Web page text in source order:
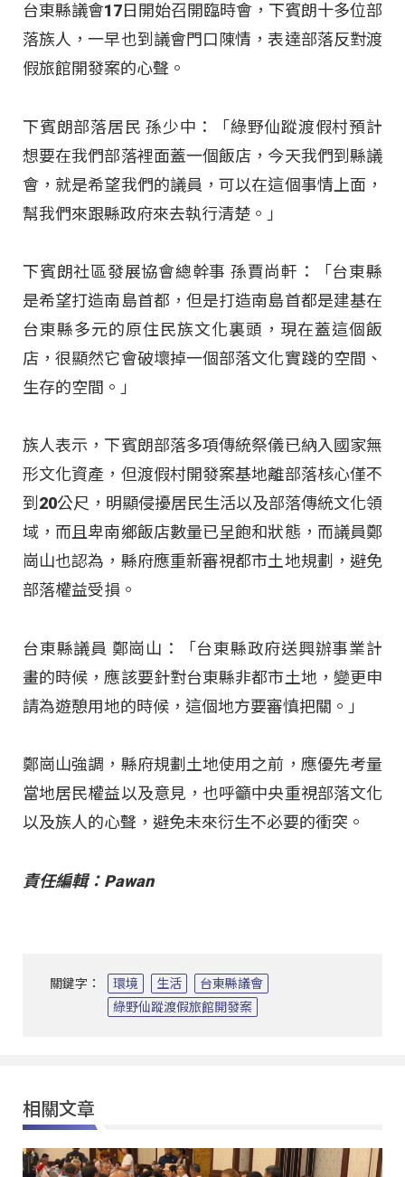
台東縣議會17日開始召開臨時會，下賓朗十多位部
落族人，一早也到議會門口陳情，表達部落反對渡
假旅館開發案的心聲。
下賓朗部落居民 孫少中：「綠野仙蹤渡假村預計
想要在我們部落裡面蓋一個飯店，今天我們到縣議
會，就是希望我們的議員，可以在這個事情上面，
幫我們來跟縣政府來去執行清楚。」
下賓朗社區發展協會總幹事 孫賈尚軒：「台東縣
是希望打造南島首都，但是打造南島首都是建基在
台東縣多元的原住民族文化裏頭，現在蓋這個飯
店，很顯然它會破壞掉一個部落文化實踐的空間、
生存的空間。」
族人表示，下賓朗部落多項傳統祭儀已納入國家無
形文化資產，但渡假村開發案基地離部落核心僅不
到20公尺，明顯侵擾居民生活以及部落傳統文化領
域，而且卑南鄉飯店數量已呈飽和狀態，而議員鄭
崗山也認為，縣府應重新審視都市土地規劃，避免
部落權益受損。
台東縣議員 鄭崗山：「台東縣政府送興辦事業計
畫的時候，應該要針對台東縣非都市土地，變更申
請為遊憩用地的時候，這個地方要審慎把關。」
鄭崗山強調，縣府規劃土地使用之前，應優先考量
當地居民權益以及意見，也呼籲中央重視部落文化
以及族人的心聲，避免未來衍生不必要的衝突。
責任編輯：Pawan
關鍵字： 環境 生活
台東縣議會
綠野仙蹤渡假旅館開發案
相關文章